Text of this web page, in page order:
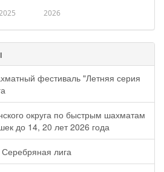
2026
фестиваль "Летняя серия
округа по быстрым шахматам
до 14, 20 лет 2026 года
лига